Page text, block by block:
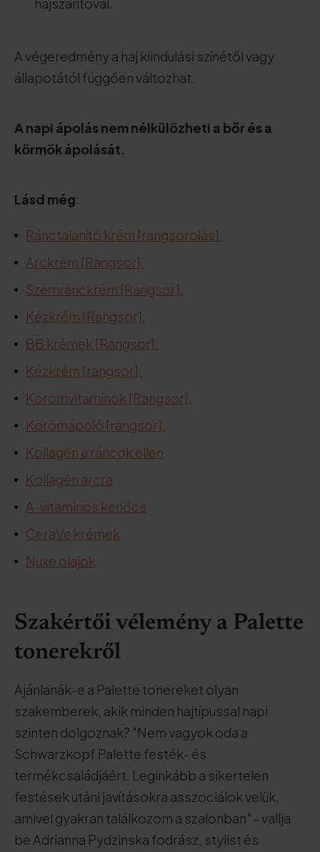
A végeredmény a haj kiindulási színétől vagy
állapotától függően változhat.
A napi ápolás nem nélkülözheti a bőr és a
körmök ápolását.
Lásd még:
Ránctalanító krém [rangsorolás].
Arckrém [Rangsor].
Szemránckrém [Rangsor].
Kézkrém [Rangsor].
BB krémek [Rangsor].
Kézkrém [rangsor].
Körömvitaminok [Rangsor].
Körömápoló [rangsor].
Kollagén a ráncok ellen
Kollagén arcra
A-vitaminos kenőcs
CeraVe krémek
Nuxe olajok
Szakértői vélemény a Palette
tonerekről
Ajánlanák-e a Palette tonereket olyan
szakemberek, akik minden hajtípussal napi
szinten dolgoznak? "Nem vagyok oda a
Schwarzkopf Palette festék- és
termékcsaládjáért. Leginkább a sikertelen
festések utáni javításokra asszociálok velük,
amivel gyakran találkozom a szalonban" - vallja
be Adrianna Pydzinska fodrász, stylist és